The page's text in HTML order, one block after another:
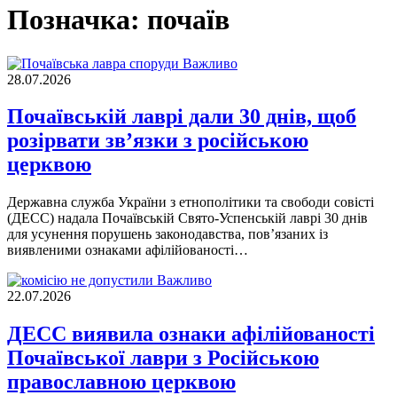
Позначка: почаїв
Важливо
28.07.2026
Почаївській лаврі дали 30 днів, щоб
розірвати зв’язки з російською
церквою
Державна служба України з етнополітики та свободи совісті
(ДЕСС) надала Почаївській Свято-Успенській лаврі 30 днів
для усунення порушень законодавства, пов’язаних із
виявленими ознаками афілійованості…
Важливо
22.07.2026
ДЕСС виявила ознаки афілійованості
Почаївської лаври з Російською
православною церквою